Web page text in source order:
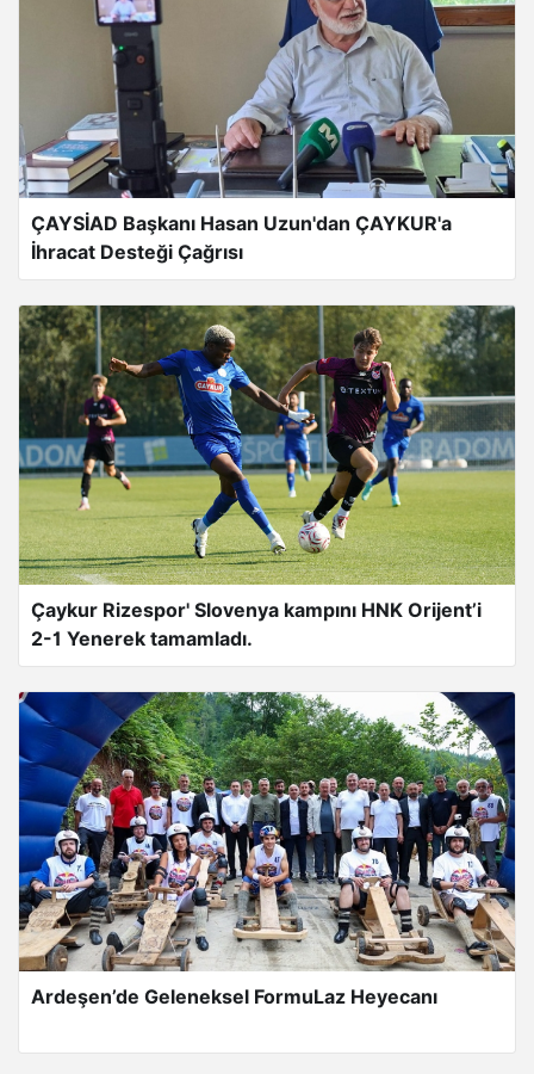
ÇAYSİAD Başkanı Hasan Uzun'dan ÇAYKUR'a
İhracat Desteği Çağrısı
Çaykur Rizespor' Slovenya kampını HNK Orijent’i
2-1 Yenerek tamamladı.
Ardeşen’de Geleneksel FormuLaz Heyecanı